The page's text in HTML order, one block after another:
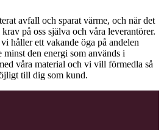
avfall och sparat värme, och när det
på oss själva och våra leverantörer.
håller ett vakande öga på andelen
den energi som används i
våra material och vi vill förmedla så
till dig som kund.